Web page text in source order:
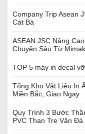
Company Trip Asean
Cát Bà
ASEAN JSC Nâng
Chuyên Sâu Từ
TOP 5 máy in decal
Tổng Kho Vật Liệu In
Miền Bắc, Giao Ngay
Quy Trình 3 Bước
PVC Than Tre Vân Đá